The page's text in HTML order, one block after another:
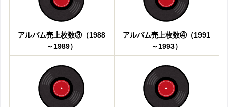
アルバム売上枚数③（1988
～1989）
アルバム売上枚数④（1991
～1993）